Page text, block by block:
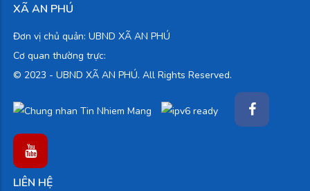
XÃ AN PHÚ
Đơn vị chủ quản: UBND XÃ AN PHÚ
Cơ quan thường trực:
© 2023 - UBND XÃ AN PHÚ. All Rights Reserved.
LIÊN HỆ